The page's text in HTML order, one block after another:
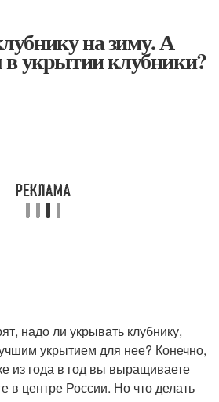
на зиму. А
в укрытии клубники?
надо ли укрывать клубнику,
укрытием для нее? Конечно,
из года в год вы выращиваете
в центре России. Но что делать